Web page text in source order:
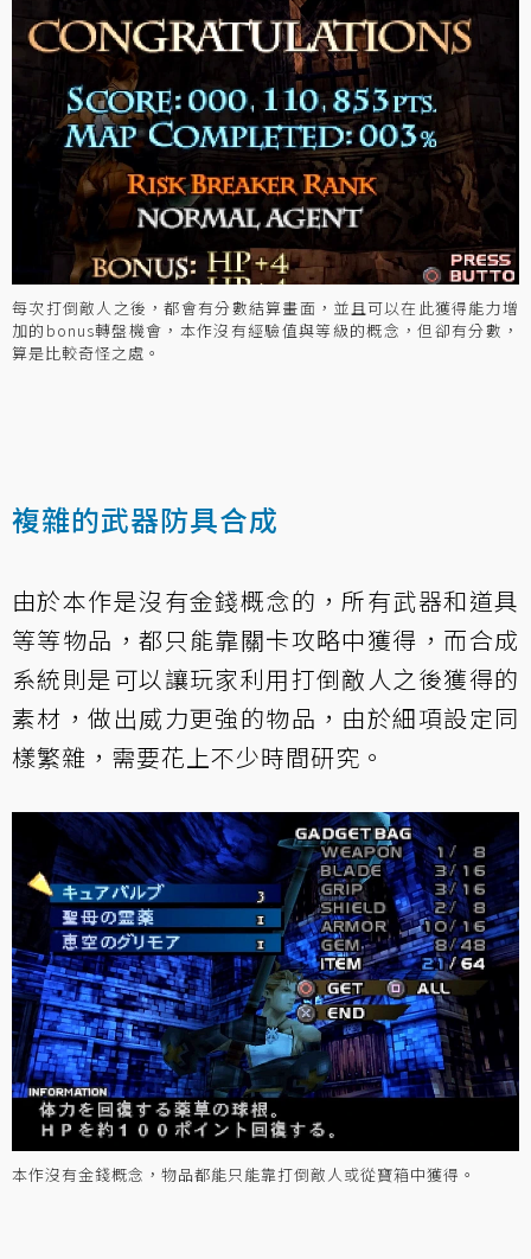
每次打倒敵人之後，都會有分數結算畫面，並且可以在此獲得能力增
加的bonus轉盤機會，本作沒有經驗值與等級的概念，但卻有分數，
算是比較奇怪之處。
複雜的武器防具合成
由於本作是沒有金錢概念的，所有武器和道具
等等物品，都只能靠關卡攻略中獲得，而合成
系統則是可以讓玩家利用打倒敵人之後獲得的
素材，做出威力更強的物品，由於細項設定同
樣繁雜，需要花上不少時間研究。
本作沒有金錢概念，物品都能只能靠打倒敵人或從寶箱中獲得。